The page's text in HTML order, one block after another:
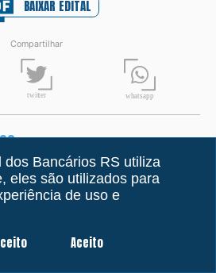
dos Bancários RS utiliza
eles são utilizados para
de uso e
BAIXAR EDITAL
Compartilhar
twitter whatsapp
Sistema de
de Controle de
2023/2025
de análise de crédito, de